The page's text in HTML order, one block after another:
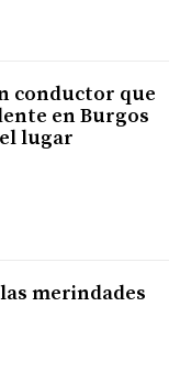
conductor que
en Burgos
lugar
merindades